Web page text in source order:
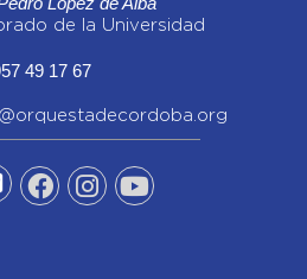
de la Universidad
49 17 67